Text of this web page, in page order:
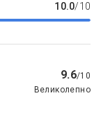
10.0/10
9.6/10
Великолепно